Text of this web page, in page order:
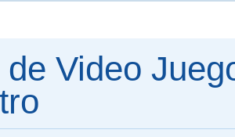
de Video